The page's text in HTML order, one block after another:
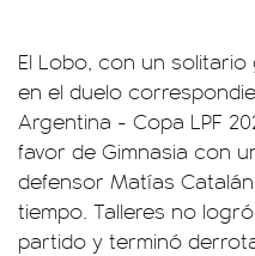
El Lobo, con un
en el duelo
Argentina - Copa LPF
favor de Gimnasia con
defensor Matías
tiempo. Talleres no
partido y terminó